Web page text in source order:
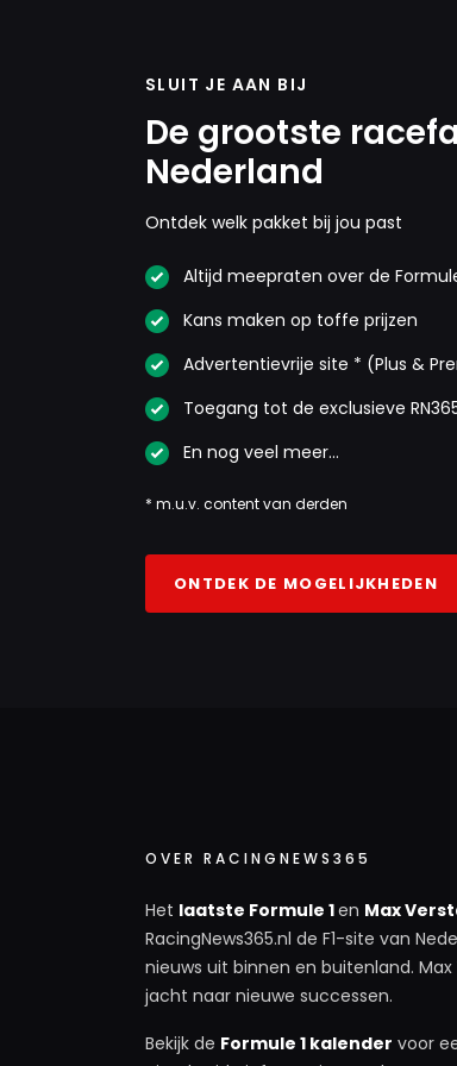
SLUIT JE AAN BIJ
De grootste
Nederland
Ontdek welk pakket bij jou past
Altijd meepraten over de
Kans maken op toffe prijzen
Advertentievrije site * (Plus &
Toegang tot de exclusieve
En nog veel meer…
* m.u.v. content van derden
ONTDEK DE MOGELIJKHEDEN
OVER RACINGNEWS365
Het laatste Formule 1en Max
RacingNews365.nl de F1-site van
nieuws uit binnen en buitenland.
jacht naar nieuwe successen.
Bekijk de Formule 1 kalender voor